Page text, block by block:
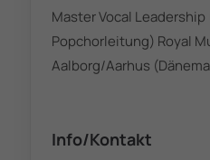
Master Vocal Leadership
Popchorleitung) Royal
Aalborg/Aarhus
Info/Kontakt